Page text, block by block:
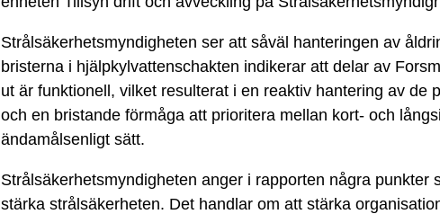
Strålsäkerhetsmyndigheten ser att såväl hanteringen av
bristerna i hjälpkylvattenschakten indikerar att delar av
ut är funktionell, vilket resulterat i en reaktiv hantering av de
och en bristande förmåga att prioritera mellan kort- och
ändamålsenligt sätt.
Strålsäkerhetsmyndigheten anger i rapporten några punkter
stärka strålsäkerheten. Det handlar om att stärka